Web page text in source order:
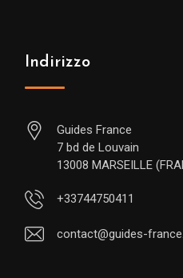
Indirizzo
Guides France
7 bd de Louvain
13008 MARSEILLE
+33744750411
contact@guides-